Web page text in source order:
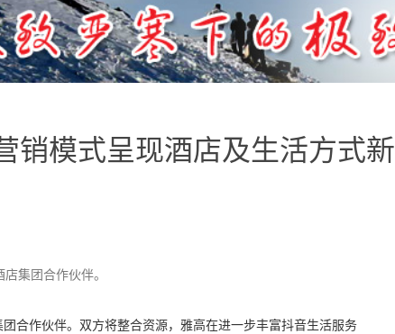
销模式呈现酒店及生活方式新
集团合作伙伴。
合作伙伴。双方将整合资源，雅高在进一步丰富抖音生活服务